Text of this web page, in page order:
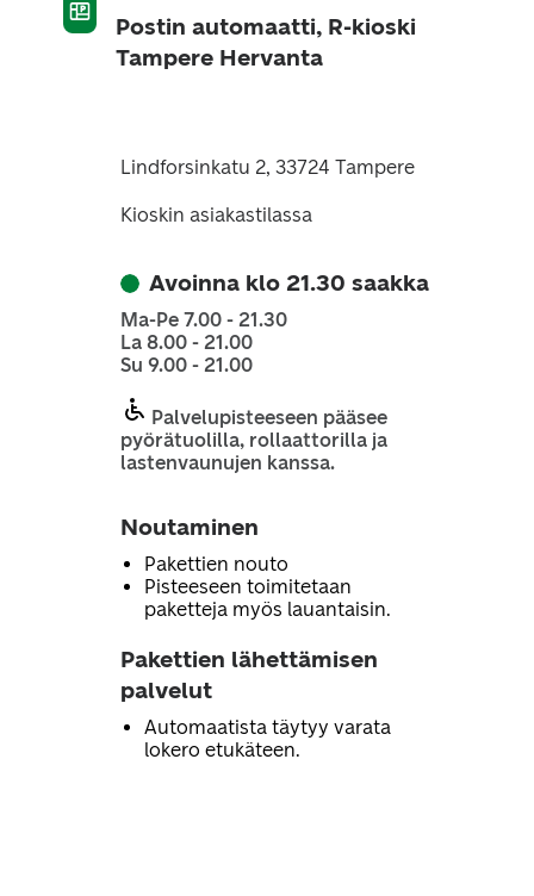
Postin automaatti, R-kioski
Tampere Hervanta
Lindforsinkatu 2, 33724 Tampere
Kioskin asiakastilassa
Avoinna klo 21.30 saakka
Ma-Pe 7.00 - 21.30
La 8.00 - 21.00
Su 9.00 - 21.00
Palvelupisteeseen pääsee
pyörätuolilla, rollaattorilla ja
lastenvaunujen kanssa.
Noutaminen
Pakettien nouto
Pisteeseen toimitetaan
paketteja myös lauantaisin.
Pakettien lähettämisen
palvelut
Automaatista täytyy varata
lokero etukäteen.